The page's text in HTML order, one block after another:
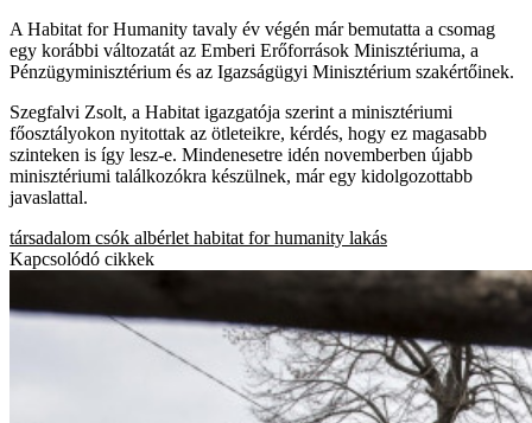
A Habitat for Humanity tavaly év végén már bemutatta a csomag
egy korábbi változatát az Emberi Erőforrások Minisztériuma, a
Pénzügyminisztérium és az Igazságügyi Minisztérium szakértőinek.
Szegfalvi Zsolt, a Habitat igazgatója szerint a minisztériumi
főosztályokon nyitottak az ötleteikre, kérdés, hogy ez magasabb
szinteken is így lesz-e. Mindenesetre idén novemberben újabb
minisztériumi találkozókra készülnek, már egy kidolgozottabb
javaslattal.
társadalom csók albérlet habitat for humanity lakás
Kapcsolódó cikkek